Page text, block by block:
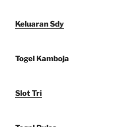
Keluaran Sdy
Togel Kamboja
Slot Tri